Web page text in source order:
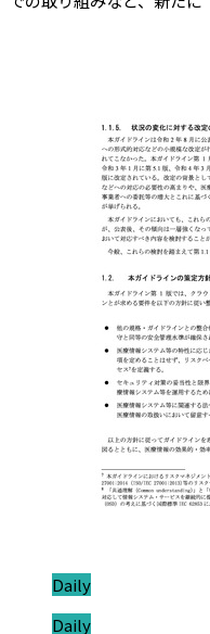
ジャンル:
Daily
ジャンル:
Daily